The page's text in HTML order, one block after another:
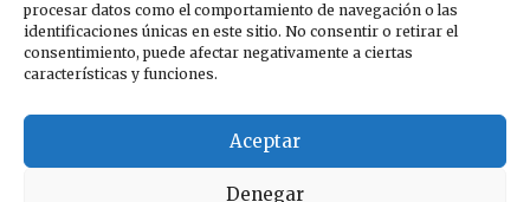
procesar datos como el comportamiento de navegación o las
identificaciones únicas en este sitio. No consentir o retirar el
consentimiento, puede afectar negativamente a ciertas
características y funciones.
Aceptar
Denegar
AVISOS LEGALES
MAPA DEL SITIO
© 2026 Marina Greenwich